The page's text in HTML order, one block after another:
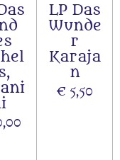
LP Das
Wunde
r
Karaja
n
€ 5,50